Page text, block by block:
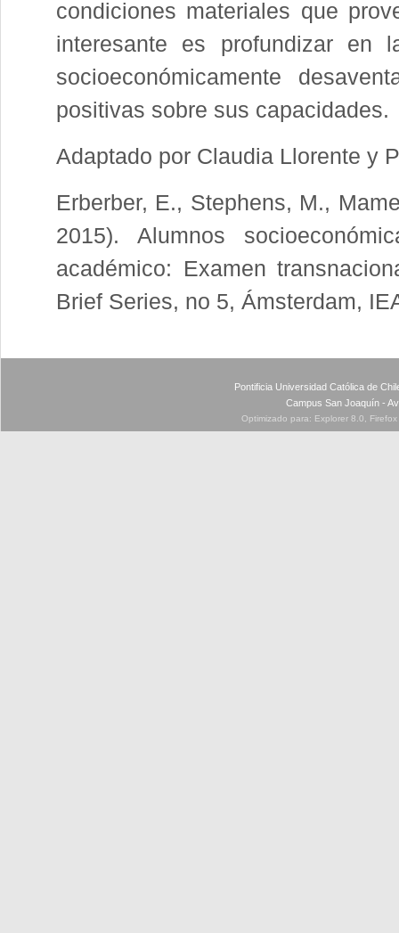
condiciones materiales que
interesante es profundizar en
socioeconómicamente
positivas sobre sus capacidades.
Adaptado por Claudia Llorente y
Erberber, E., Stephens, M.,
2015). Alumnos
académico: Examen
Brief Series, no 5, Ámsterdam,
Pontificia Universidad Católica de
Campus San Joaquín -
Optimizado para: Explorer 8.0,